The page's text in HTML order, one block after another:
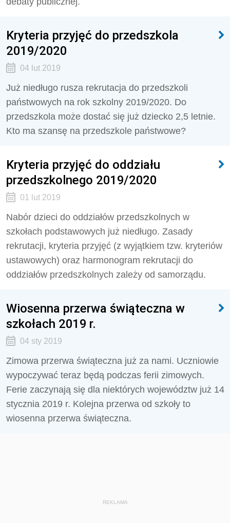
Kryteria przyjęć do przedszkola
2019/2020
04 lut 2019
Już niedługo rusza rekrutacja do przedszkoli
państwowych na rok szkolny 2019/2020. Do
przedszkola może dostać się już dziecko 2,5 letnie.
Kto ma szansę na przedszkole państwowe?
Kryteria przyjęć do oddziału
przedszkolnego 2019/2020
01 lut 2019
Nabór dzieci do oddziałów przedszkolnych w
szkołach podstawowych już niedługo. Zasady
rekrutacji, kryteria przyjęć (z wyjątkiem tzw. kryteriów
ustawowych) oraz harmonogram rekrutacji do
oddziałów przedszkolnych zależy od samorządu.
Wiosenna przerwa świąteczna w
szkołach 2019 r.
04 sty 2019
Zimowa przerwa świąteczna już za nami. Uczniowie
wypoczywać teraz będą podczas ferii zimowych.
Ferie zaczynają się dla niektórych województw już 14
stycznia 2019 r. Kolejna przerwa od szkoły to
wiosenna przerwa świąteczna.
REKLAMA